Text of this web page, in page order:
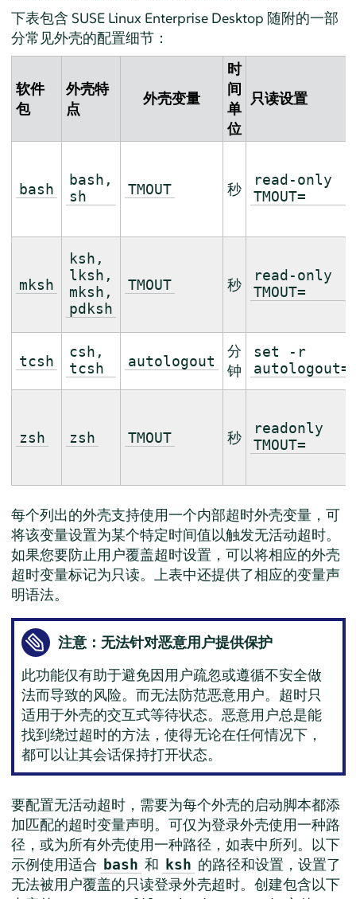
下表包含 SUSE Linux Enterprise Desktop 随附的一部
分常见外壳的配置细节：
软件
包
外壳特
点
外壳变量
时
间
单
位
只读设置
bash
bash,
sh
TMOUT 秒
read-only
TMOUT=
mksh
ksh,
lksh,
mksh,
pdksh
TMOUT 秒
read-only
TMOUT=
tcsh
csh,
tcsh
autologout
分
钟
set -r
autologout=
zsh zsh TMOUT 秒
readonly
TMOUT=
每个列出的外壳支持使用一个内部超时外壳变量，可
将该变量设置为某个特定时间值以触发无活动超时。
如果您要防止用户覆盖超时设置，可以将相应的外壳
超时变量标记为只读。上表中还提供了相应的变量声
明语法。
注意：无法针对恶意用户提供保护
此功能仅有助于避免因用户疏忽或遵循不安全做
法而导致的风险。而无法防范恶意用户。超时只
适用于外壳的交互式等待状态。恶意用户总是能
找到绕过超时的方法，使得无论在任何情况下，
都可以让其会话保持打开状态。
要配置无活动超时，需要为每个外壳的启动脚本都添
加匹配的超时变量声明。可仅为登录外壳使用一种路
径，或为所有外壳使用一种路径，如表中所列。以下
示例使用适合 bash 和 ksh 的路径和设置，设置了
无法被用户覆盖的只读登录外壳超时。创建包含以下